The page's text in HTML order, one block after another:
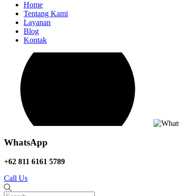
Home
Tentang Kami
Layanan
Blog
Kontak
WhatsApp
+62 811 6161 5789
Call Us